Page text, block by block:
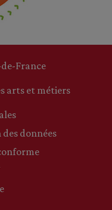
France
arts et métiers
données